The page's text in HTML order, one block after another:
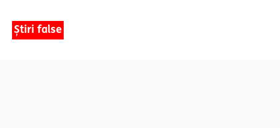
Știri false